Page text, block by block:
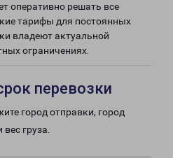
оперативно решать все
тарифы для постоянных
владеют актуальной
ограничениях.
перевозки
город отправки, город
груза.